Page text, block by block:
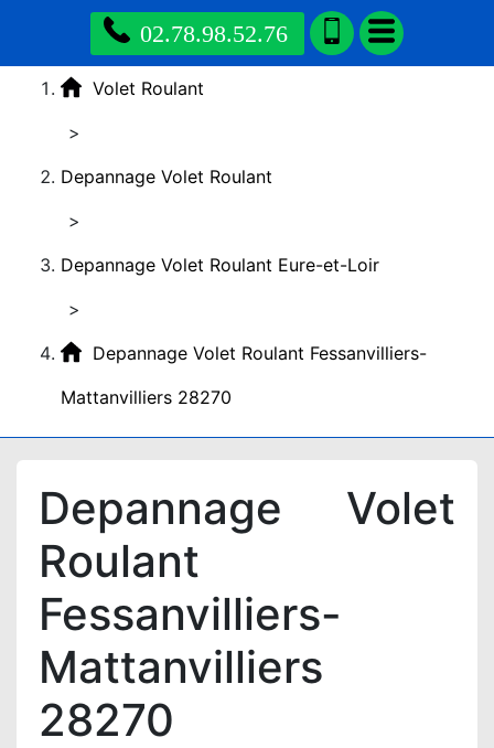
02.78.98.52.76
Volet Roulant
>
Depannage Volet Roulant
>
Depannage Volet Roulant Eure-et-Loir
>
Depannage Volet Roulant Fessanvilliers-
Mattanvilliers 28270
Depannage Volet
Roulant
Fessanvilliers-
Mattanvilliers
28270